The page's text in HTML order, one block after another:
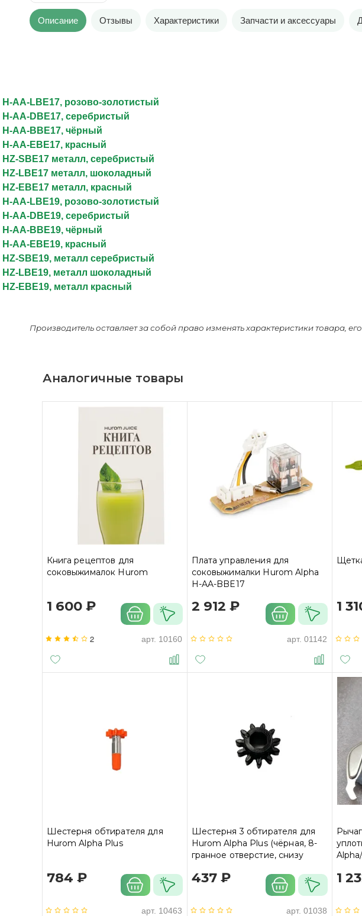
Описание Отзывы Характеристики Запчасти и аксессуары
AA-LBE17, розово-золотистый
AA-DBE17, серебристый
AA-BBE17, чёрный
AA-EBE17, красный
SBE17 металл, серебристый
HZ-LBE17 металл, шоколадный
EBE17 металл, красный
AA-LBE19, розово-золотистый
AA-DBE19, серебристый
AA-BBE19, чёрный
AA-EBE19, красный
SBE19, металл серебристый
HZ-LBE19, металл шоколадный
EBE19, металл красный
Производитель оставляет за собой право изменять характеристики товара,
Аналогичные товары
Книга рецептов для
соковыжималок Hurom
1 600 ₽
2 арт. 10160
Плата управления для
соковыжималки Hurom Alpha
H-AA-BBE17
2 912 ₽
арт. 01142
1
Шестерня обтирателя для
Hurom Alpha Plus
784 ₽
арт. 10463
Шестерня 3 обтирателя для
Hurom Alpha Plus (чёрная, 8-
гранное отверстие, снизу
437 ₽
арт. 01038
1